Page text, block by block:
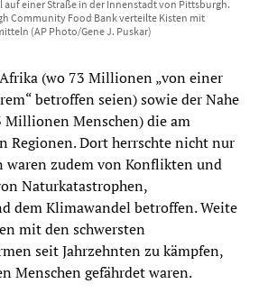
auf einer Straße in der Innenstadt von Pittsburgh.
Community Food Bank verteilte Kisten mit
(AP Photo/Gene J. Puskar)
(wo 73 Millionen „von einer
betroffen seien) sowie der Nahe
Millionen Menschen) die am
Regionen. Dort herrschte nicht nur
waren zudem von Konflikten und
Naturkatastrophen,
dem Klimawandel betroffen. Weite
mit den schwersten
seit Jahrzehnten zu kämpfen,
Menschen gefährdet waren.